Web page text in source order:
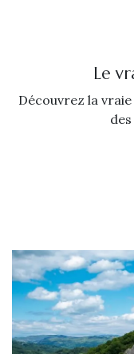
Le
Découvrez la